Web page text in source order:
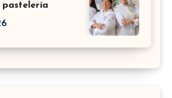
pastelería